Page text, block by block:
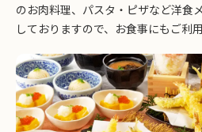
のお肉料理、パスタ・ピザなど洋食
しておりますので、お食事にもご利